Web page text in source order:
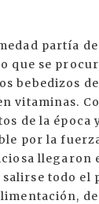
partía
que se
bebedizos
vitaminas.
de la
por la
llegaron
todo